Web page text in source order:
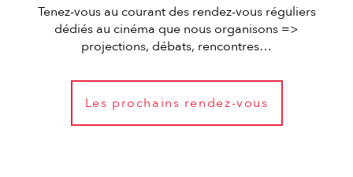
Tenez-vous au courant des rendez-vous réguliers
dédiés au cinéma que nous organisons =>
projections, débats, rencontres…
Les prochains rendez-vous